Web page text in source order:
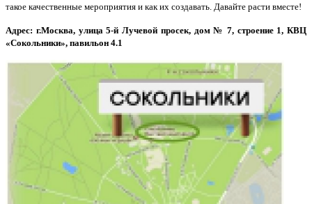
такое качественные мероприятия и как их создавать. Давайте расти вместе!
Адрес: г.Москва, улица 5-й Лучевой просек, дом № 7, строение 1, КВЦ
«Сокольники», павильон 4.1